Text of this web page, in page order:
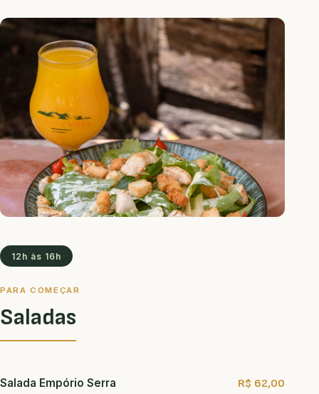
12h às 16h
PARA COMEÇAR
Saladas
Salada Empório Serra
R$ 62,00